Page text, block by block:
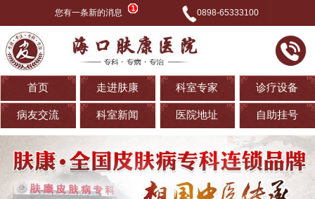
您有一条新的消息 0898-65333100
首页 走进肤康 科室专家 诊疗设备
病友交流 科室新闻 医院地址 自助挂号